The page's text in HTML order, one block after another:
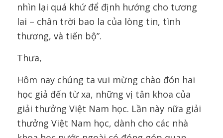
nhìn lại quá khứ để định hướng cho tương
lai – chân trời bao la của lòng tin, tình
thương, và tiến bộ”.
Thưa,
Hôm nay chúng ta vui mừng chào đón hai
học giả đến từ xa, những vị tân khoa của
giải thưởng Việt Nam học. Lần này nữa giải
thưởng Việt Nam học, dành cho các nhà